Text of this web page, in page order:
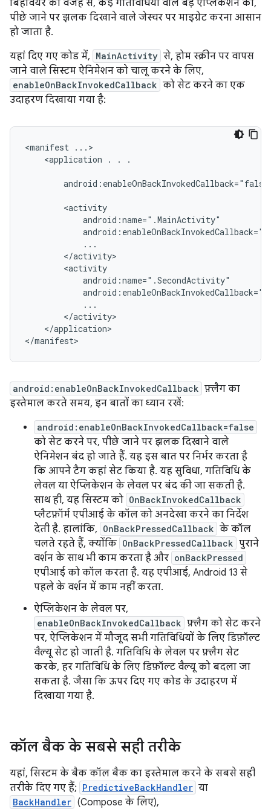
बिहेवियर की वजह से, कई गतिविधियों वाले बड़े ऐप्लिकेशन को,
पीछे जाने पर झलक दिखाने वाले जेस्चर पर माइग्रेट करना आसान
हो जाता है.
यहां दिए गए कोड में, MainActivity से, होम स्क्रीन पर वापस
जाने वाले सिस्टम ऐनिमेशन को चालू करने के लिए,
enableOnBackInvokedCallback को सेट करने का एक
उदाहरण दिखाया गया है:
<manifest
<application
. . .
</application>
android:enableOnBackInvokedCallback फ़्लैग का
इस्तेमाल करते समय, इन बातों का ध्यान रखें:
android:enableOnBackInvokedCallback=false
को सेट करने पर, पीछे जाने पर झलक दिखाने वाले
ऐनिमेशन बंद हो जाते हैं. यह इस बात पर निर्भर करता है
कि आपने टैग कहां सेट किया है. यह सुविधा, गतिविधि के
लेवल या ऐप्लिकेशन के लेवल पर बंद की जा सकती है.
साथ ही, यह सिस्टम को OnBackInvokedCallback
प्लैटफ़ॉर्म एपीआई के कॉल को अनदेखा करने का निर्देश
देती है. हालांकि, OnBackPressedCallback के कॉल
चलते रहते हैं, क्योंकि OnBackPressedCallback पुराने
वर्शन के साथ भी काम करता है और onBackPressed
एपीआई को कॉल करता है. यह एपीआई, Android 13 से
पहले के वर्शन में काम नहीं करता.
ऐप्लिकेशन के लेवल पर,
enableOnBackInvokedCallback फ़्लैग को सेट करने
पर, ऐप्लिकेशन में मौजूद सभी गतिविधियों के लिए डिफ़ॉल्ट
वैल्यू सेट हो जाती है. गतिविधि के लेवल पर फ़्लैग सेट
करके, हर गतिविधि के लिए डिफ़ॉल्ट वैल्यू को बदला जा
सकता है. जैसा कि ऊपर दिए गए कोड के उदाहरण में
दिखाया गया है.
कॉल बैक के सबसे सही तरीके
यहां, सिस्टम के बैक कॉल बैक का इस्तेमाल करने के सबसे सही
तरीके दिए गए हैं; PredictiveBackHandler या
BackHandler (Compose के लिए),